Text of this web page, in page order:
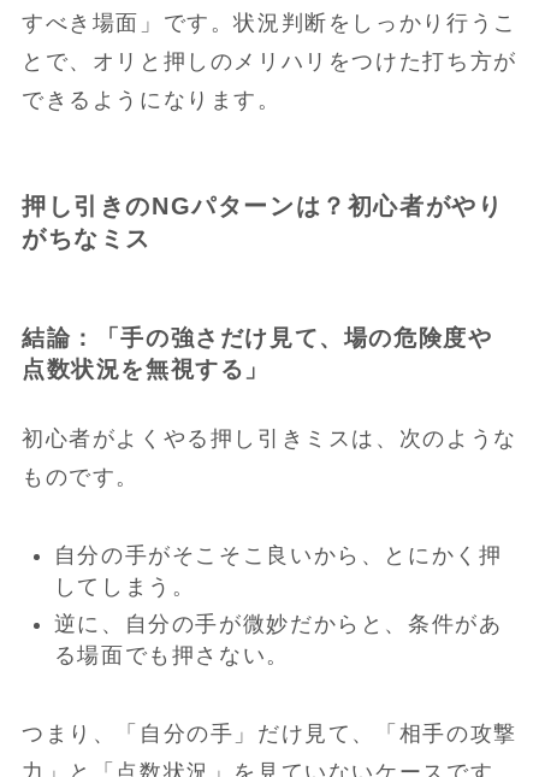
すべき場面」です。状況判断をしっかり行うこ
とで、オリと押しのメリハリをつけた打ち方が
できるようになります。
押し引きのNGパターンは？初心者がやり
がちなミス
結論：「手の強さだけ見て、場の危険度や
点数状況を無視する」
初心者がよくやる押し引きミスは、次のような
ものです。
自分の手がそこそこ良いから、とにかく押
してしまう。
逆に、自分の手が微妙だからと、条件があ
る場面でも押さない。
つまり、「自分の手」だけ見て、「相手の攻撃
力」と「点数状況」を見ていないケースです。